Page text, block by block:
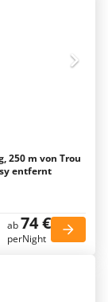
250 m von Trou
entfernt
ab74 €
perNight